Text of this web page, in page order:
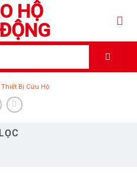
Thiết Bị Cứu Hộ
LỌC